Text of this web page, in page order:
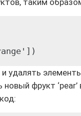
таким
удалять
фрукт ‘pear’